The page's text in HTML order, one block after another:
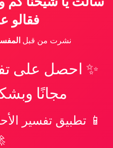
فقالو
نشرت من قبل
✨ احصل على
مجانًا